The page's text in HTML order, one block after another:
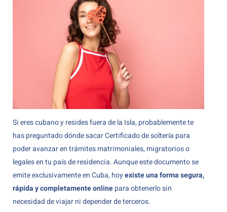
Si eres cubano y resides fuera de la Isla, probablemente te
has preguntado dónde sacar Certificado de soltería para
poder avanzar en trámites matrimoniales, migratorios o
legales en tu país de residencia. Aunque este documento se
emite exclusivamente en Cuba, hoyexiste una forma segura,
rápida y completamente onlinepara obtenerlo sin
necesidad de viajar ni depender de terceros.